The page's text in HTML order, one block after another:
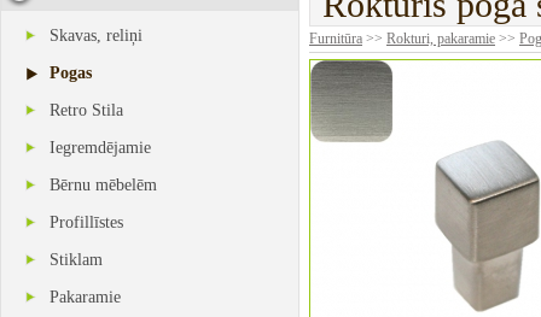
Skavas, reliņi
Pogas
Retro Stila
Iegremdējamie
Bērnu mēbelēm
Profillīstes
Stiklam
Pakaramie
Furnitūra >> Rokturi, pakaramie >>